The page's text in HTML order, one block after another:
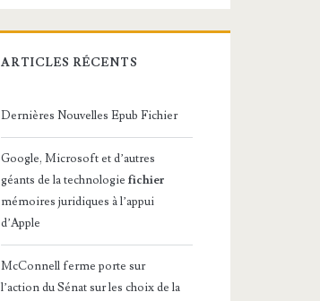
ARTICLES RÉCENTS
Dernières Nouvelles Epub Fichier
Google, Microsoft et d’autres
géants de la technologiefichier
mémoires juridiques à l’appui
d’Apple
McConnell ferme porte sur
l’action du Sénat sur les choix de la